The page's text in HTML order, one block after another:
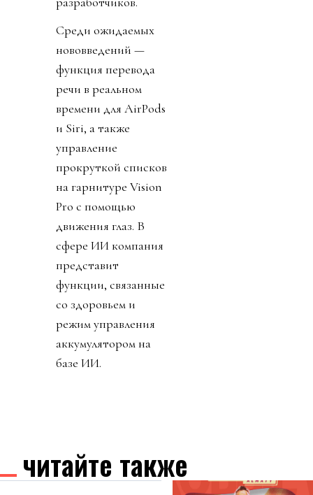
Среди ожидаемых
нововведений —
функция перевода
речи в реальном
времени для AirPods
и Siri, а также
управление
прокруткой списков
на гарнитуре Vision
Pro с помощью
движения глаз. В
сфере ИИ компания
представит
функции, связанные
со здоровьем и
режим управления
аккумулятором на
базе ИИ.
читайте также